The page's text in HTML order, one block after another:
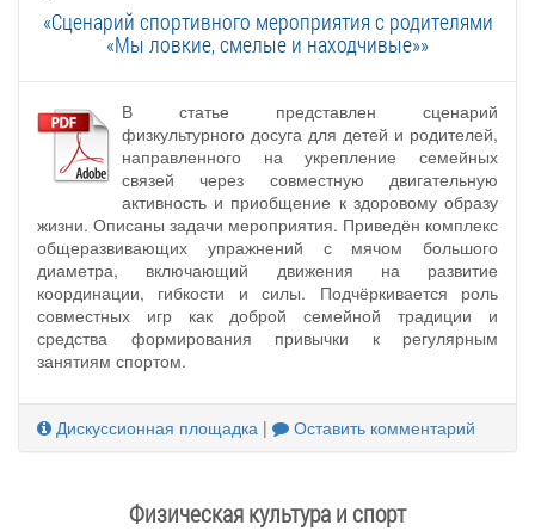
«Сценарий спортивного мероприятия с родителями
«Мы ловкие, смелые и находчивые»»
В статье представлен сценарий
физкультурного досуга для детей и родителей,
направленного на укрепление семейных
связей через совместную двигательную
активность и приобщение к здоровому образу
жизни. Описаны задачи мероприятия. Приведён комплекс
общеразвивающих упражнений с мячом большого
диаметра, включающий движения на развитие
координации, гибкости и силы. Подчёркивается роль
совместных игр как доброй семейной традиции и
средства формирования привычки к регулярным
занятиям спортом.
Дискуссионная площадка | Оставить комментарий
Физическая культура и спорт